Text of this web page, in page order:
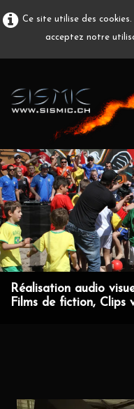
Ce site utilise des
acceptez notre
ACCUEIL
PRODUCTION A/V
DÉVELOPPEMENT
EN IMAGE
CONTACT
Réalisation audio
Films de fiction, Clips